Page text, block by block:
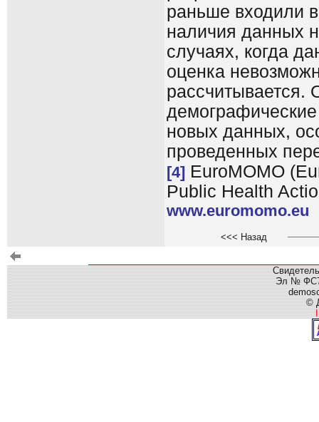
раньше входили в
наличия данных
случаях, когда
оценка
рассчитывается.
новых данных,
проведенных
[4] EuroMOMO
Public Health
www.euromomo.eu
<<< Назад
Эл №
©